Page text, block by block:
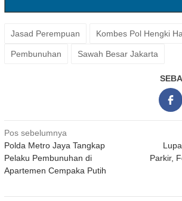
Jasad Perempuan Kombes Pol Hengki
Pembunuhan Sawah Besar Jakarta
Navigasi
pos
Pos sebelumnya
Polda Metro Jaya Tangkap
Pelaku Pembunuhan di
Apartemen Cempaka Putih
Parkir,